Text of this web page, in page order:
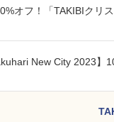
オフ！「TAKIBIクリ
New City 2023】